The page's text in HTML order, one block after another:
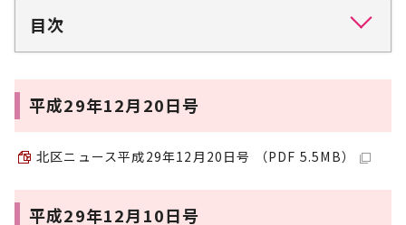
目次
平成29年12月20日号
北区ニュース平成29年12月20日号 （PDF 5.5MB）
平成29年12月10日号